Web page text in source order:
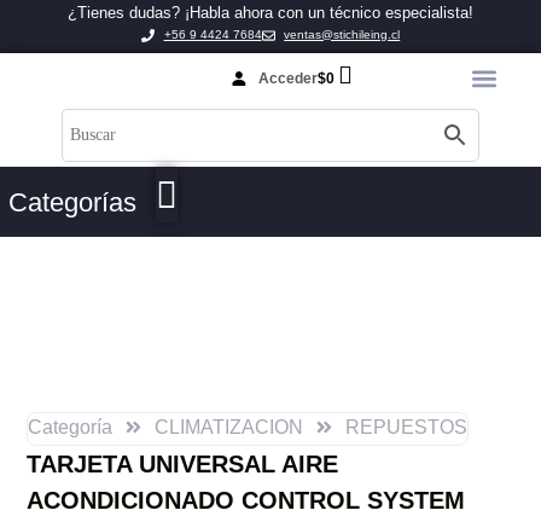
¿Tienes dudas? ¡Habla ahora con un técnico especialista!
+56 9 4424 7684 ventas@stichileing.cl
Acceder$0
Categorías
Categoría CLIMATIZACION REPUESTOS
TARJETA UNIVERSAL AIRE
ACONDICIONADO CONTROL SYSTEM